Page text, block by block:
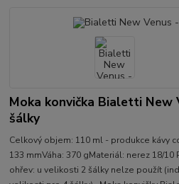
Moka konvička Bialetti New
šálky
Celkový objem: 110 ml - produkce kávy
133 mmVáha: 370 gMateriál: nerez 18/10
ohřev: u velikosti 2 šálky nelze použít